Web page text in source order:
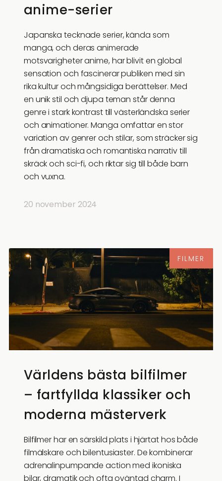
anime-serier
Japanska tecknade serier, kända som
manga, och deras animerade
motsvarigheter anime, har blivit en global
sensation och fascinerar publiken med sin
rika kultur och mångsidiga berättelser. Med
en unik stil och djupa teman står denna
genre i stark kontrast till västerländska serier
och animationer. Manga omfattar en stor
variation av genrer och stilar, som sträcker sig
från dramatiska och romantiska narrativ till
skräck och sci-fi, och riktar sig till både barn
och vuxna.
20 november 2024
FILMER
Världens bästa bilfilmer
– fartfyllda klassiker och
moderna mästerverk
Bilfilmer har en särskild plats i hjärtat hos både
filmälskare och bilentusiaster. De kombinerar
adrenalinpumpande action med ikoniska
bilar, dramatik och ofta oväntad charm. I